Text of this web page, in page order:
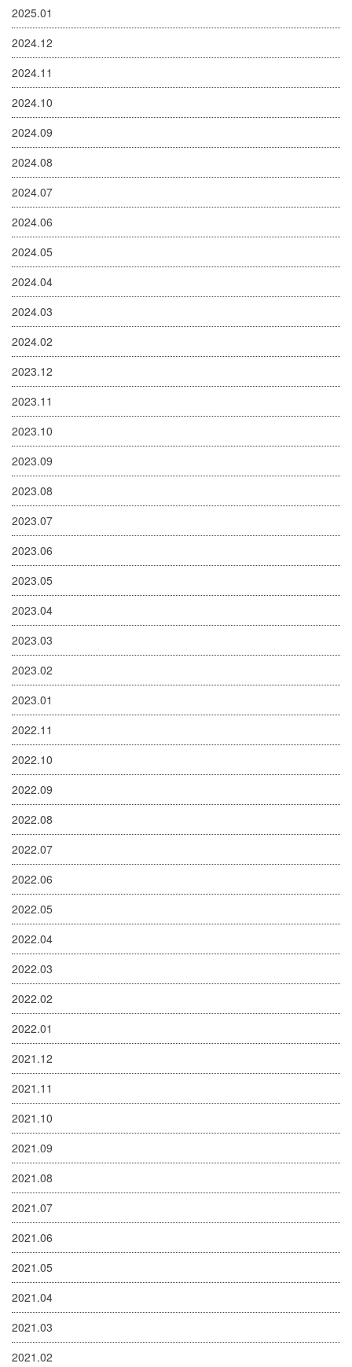
2025.01
2024.12
2024.11
2024.10
2024.09
2024.08
2024.07
2024.06
2024.05
2024.04
2024.03
2024.02
2023.12
2023.11
2023.10
2023.09
2023.08
2023.07
2023.06
2023.05
2023.04
2023.03
2023.02
2023.01
2022.11
2022.10
2022.09
2022.08
2022.07
2022.06
2022.05
2022.04
2022.03
2022.02
2022.01
2021.12
2021.11
2021.10
2021.09
2021.08
2021.07
2021.06
2021.05
2021.04
2021.03
2021.02